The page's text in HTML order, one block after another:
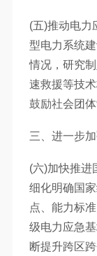
(五)推动电力
型电力系统
情况，研究
速救援等技
鼓励社会团
三、进一步
(六)加快推进
细化明确国
点、能力标
级电力应急
断提升跨区